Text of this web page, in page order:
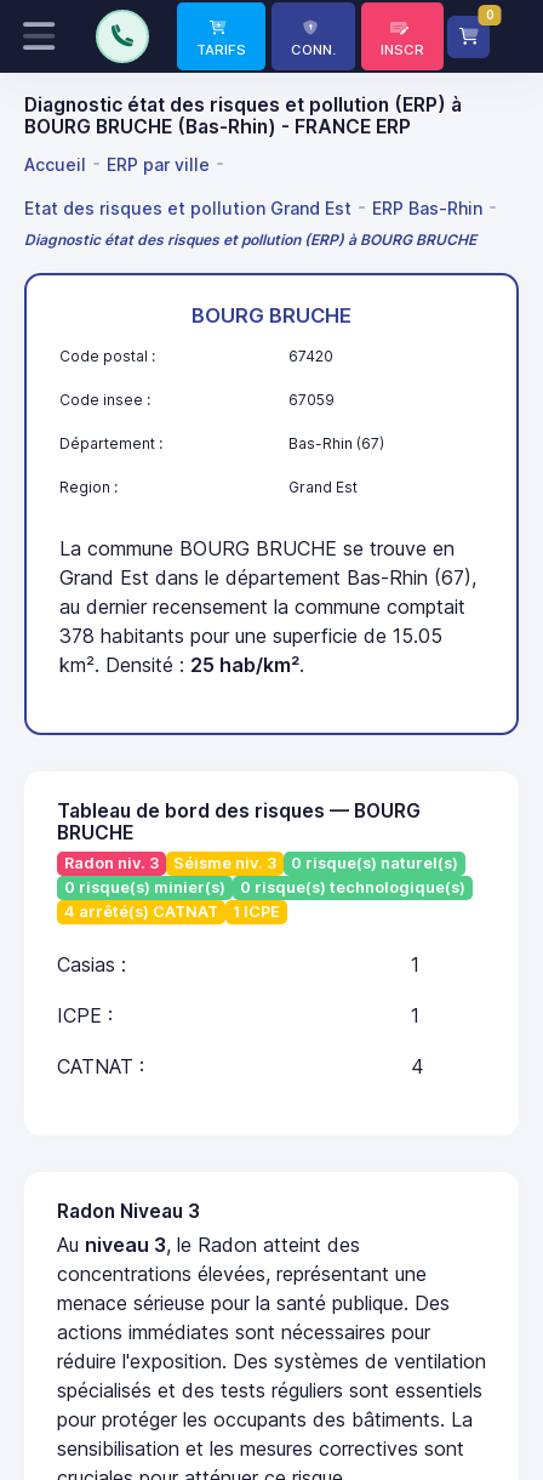
TARIFS CONN. INSCR
0
Diagnostic état des risques et pollution (ERP) à
BOURG BRUCHE (Bas-Rhin) - FRANCE ERP
Accueil ERP par ville
Etat des risques et pollution Grand Est ERP Bas-Rhin
Diagnostic état des risques et pollution (ERP) à BOURG BRUCHE
BOURG BRUCHE
Code postal : 67420
Code insee : 67059
Département : Bas-Rhin (67)
Region : Grand Est
La commune BOURG BRUCHE se trouve en
Grand Est dans le département Bas-Rhin (67),
au dernier recensement la commune comptait
378 habitants pour une superficie de 15.05
km². Densité : 25 hab/km².
Tableau de bord des risques — BOURG
BRUCHE
Radon niv. 3 Séisme niv. 3
0 risque(s) naturel(s)
0 risque(s) minier(s)
0 risque(s) technologique(s)
4 arrêté(s) CATNAT
1 ICPE
Casias : 1
ICPE : 1
CATNAT : 4
Radon Niveau 3
Au niveau 3, le Radon atteint des
concentrations élevées, représentant une
menace sérieuse pour la santé publique. Des
actions immédiates sont nécessaires pour
réduire l'exposition. Des systèmes de ventilation
spécialisés et des tests réguliers sont essentiels
pour protéger les occupants des bâtiments. La
sensibilisation et les mesures correctives sont